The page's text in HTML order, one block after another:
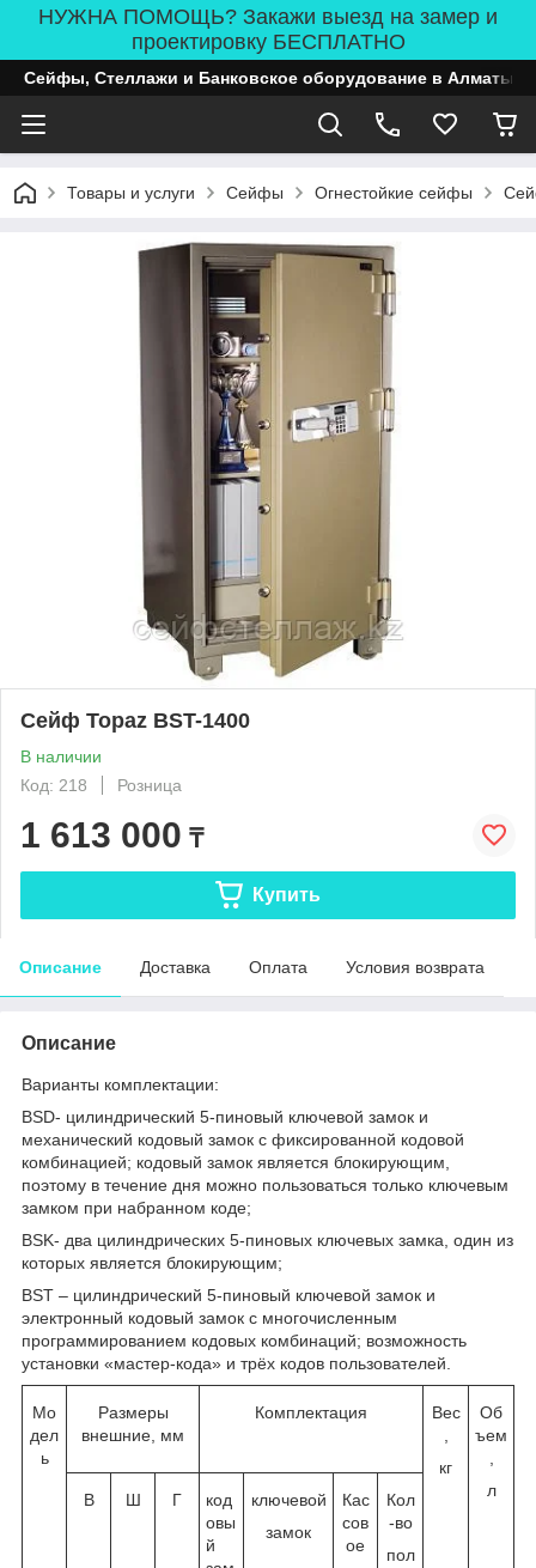
НУЖНА ПОМОЩЬ? Закажи выезд на замер и
проектировку БЕСПЛАТНО
Сейфы, Стеллажи и Банковское оборудование в Алматы
Товары и услуги Сейфы Огнестойкие сейфы
Сейф Topaz BST-1400
В наличии
Код: 218
Розница
1 613 000 ₸
Купить
Описание Доставка Оплата Условия возврата
Описание
Варианты комплектации:
BSD- цилиндрический 5-пиновый ключевой замок и
механический кодовый замок с фиксированной кодовой
комбинацией; кодовый замок является блокирующим,
поэтому в течение дня можно пользоваться только ключевым
замком при набранном коде;
BSK- два цилиндрических 5-пиновых ключевых замка, один из
которых является блокирующим;
BST – цилиндрический 5-пиновый ключевой замок и
электронный кодовый замок с многочисленным
программированием кодовых комбинаций; возможность
установки «мастер-кода» и трёх кодов пользователей.
Мо
дел
ь
Размеры
внешние, мм
Комплектация
Вес
кг
Об
ъем
л
В Ш Г
код
овы
й
ключевой
замок
Кас
сов
ое
Кол
-во
пол